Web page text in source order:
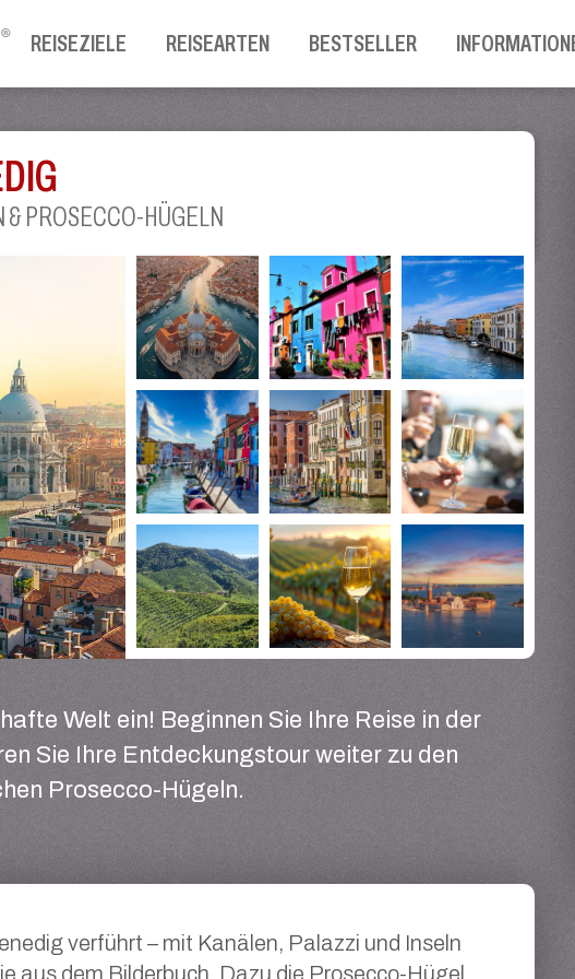
REISEZIELE REISEARTEN BESTSELLER
PROSECCO-HÜGELN
Welt ein! Beginnen Sie Ihre Reise in der
Sie Ihre Entdeckungstour weiter zu den
Prosecco-Hügeln.
verführt – mit Kanälen, Palazzi und Inseln